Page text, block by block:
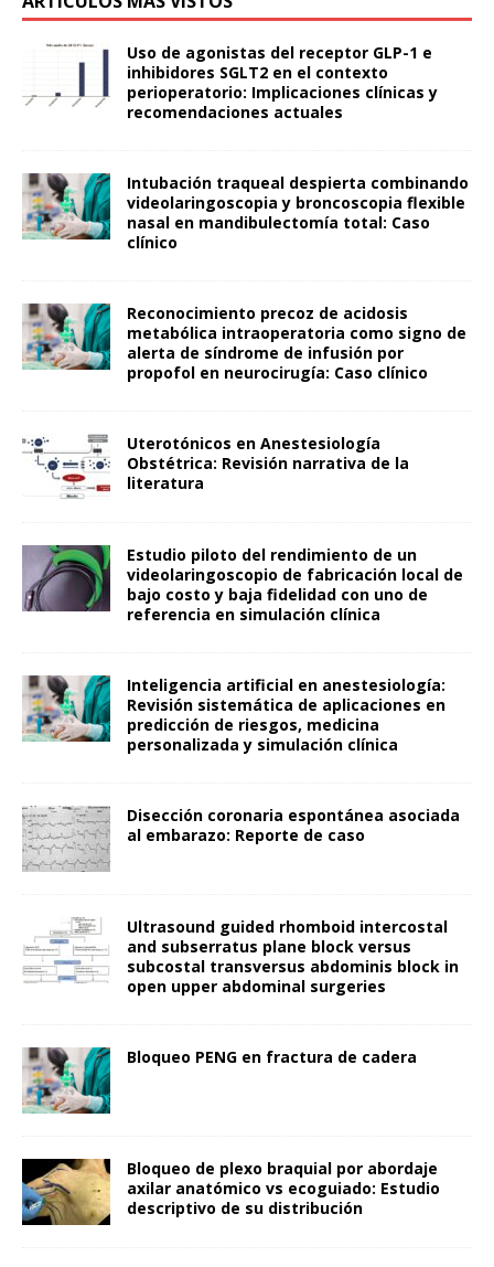
Uso de agonistas del receptor GLP-1 e
inhibidores SGLT2 en el contexto
perioperatorio: Implicaciones clínicas y
recomendaciones actuales
Intubación traqueal despierta combinando
videolaringoscopia y broncoscopia flexible
nasal en mandibulectomía total: Caso
clínico
Reconocimiento precoz de acidosis
metabólica intraoperatoria como signo de
alerta de síndrome de infusión por
propofol en neurocirugía: Caso clínico
Uterotónicos en Anestesiología
Obstétrica: Revisión narrativa de la
literatura
Estudio piloto del rendimiento de un
videolaringoscopio de fabricación local de
bajo costo y baja fidelidad con uno de
referencia en simulación clínica
Inteligencia artificial en anestesiología:
Revisión sistemática de aplicaciones en
predicción de riesgos, medicina
personalizada y simulación clínica
Disección coronaria espontánea asociada
al embarazo: Reporte de caso
Ultrasound guided rhomboid intercostal
and subserratus plane block versus
subcostal transversus abdominis block in
open upper abdominal surgeries
Bloqueo PENG en fractura de cadera
Bloqueo de plexo braquial por abordaje
axilar anatómico vs ecoguiado: Estudio
descriptivo de su distribución